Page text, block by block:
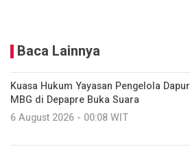
Baca Lainnya
Kuasa Hukum Yayasan Pengelola Dapur
MBG di Depapre Buka Suara
6 August 2026 - 00:08 WIT